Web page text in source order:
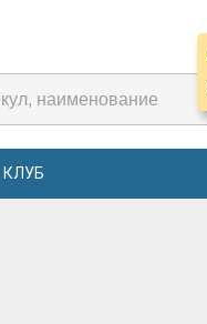
КЛУБ